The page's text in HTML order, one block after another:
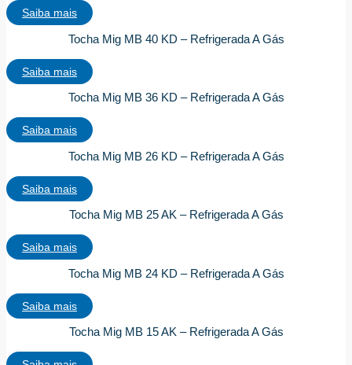
Saiba mais
Tocha Mig MB 40 KD – Refrigerada A Gás
Saiba mais
Tocha Mig MB 36 KD – Refrigerada A Gás
Saiba mais
Tocha Mig MB 26 KD – Refrigerada A Gás
Saiba mais
Tocha Mig MB 25 AK – Refrigerada A Gás
Saiba mais
Tocha Mig MB 24 KD – Refrigerada A Gás
Saiba mais
Tocha Mig MB 15 AK – Refrigerada A Gás